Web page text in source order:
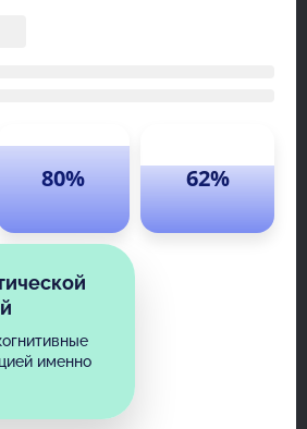
80% 62%
именно